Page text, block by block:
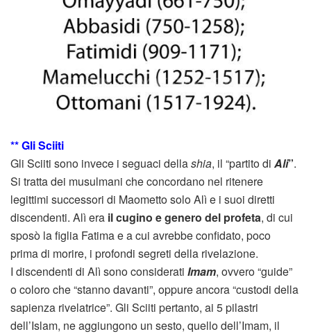
** Gli Sciiti
Gli Sciiti sono invece i seguaci dellashia, il “partito di Ali”.
Si tratta dei musulmani che concordano nel ritenere
legittimi successori di Maometto solo Alì e i suoi diretti
discendenti. Alì era il cugino e genero del profeta, di cui
sposò la figlia Fatima e a cui avrebbe confidato, poco
prima di morire, i profondi segreti della rivelazione.
I discendenti di Alì sono considerati Imam, ovvero “guide”
o coloro che “stanno davanti”, oppure ancora “custodi della
sapienza rivelatrice”. Gli Sciiti pertanto, ai 5 pilastri
dell’Islam, ne aggiungono un sesto, quello dell’Imam, il